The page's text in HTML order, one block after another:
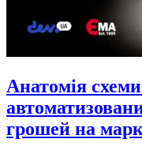
Анатомія
грошей на